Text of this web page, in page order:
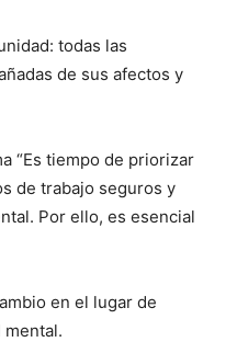
todas las
de sus afectos y
“Es tiempo de priorizar
de trabajo seguros y
Por ello, es esencial
en el lugar de